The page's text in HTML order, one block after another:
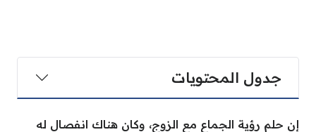
جدول المحتويات
إن حلم رؤية الجماع مع الزوج، وكان هناك انفصال له